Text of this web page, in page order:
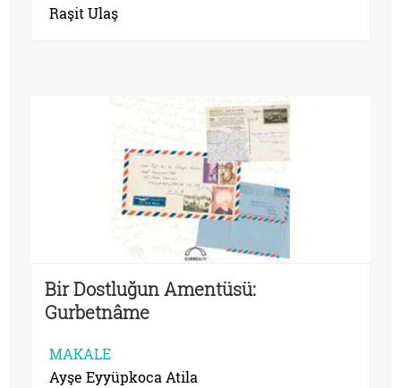
Raşit Ulaş
Bir Dostluğun Amentüsü:
Gurbetnâme
MAKALE
Ayşe Eyyüpkoca Atila